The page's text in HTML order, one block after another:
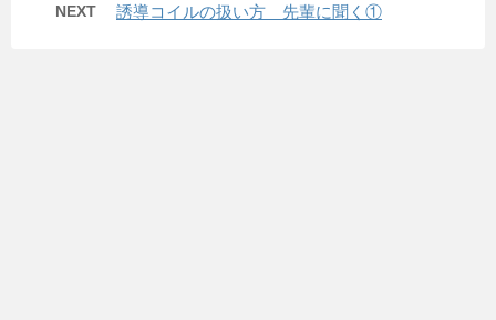
NEXT 誘導コイルの扱い方 先輩に聞く①